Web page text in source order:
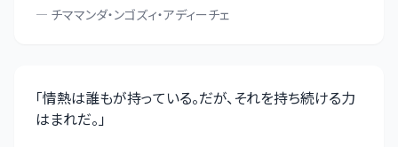
— チママンダ・ンゴズィ・アディーチェ
「情熱は誰もが持っている。だが、それを持ち続ける力
はまれだ。」